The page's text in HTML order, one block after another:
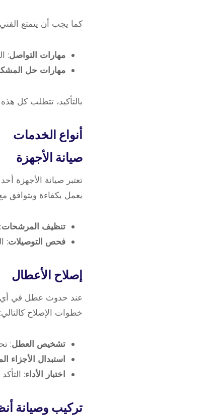
كما يجب أن يتمتع
مهارات التواصل:
مهارات حل
بالتأكيد، تتطلب كل
أنواع الخدمات
صيانة الأجهزة
تعتبر صيانة الأجهزة
يعمل بكفاءة ويتوافق
تنظيف المرشحات
فحص التوصيلات:
إصلاح الأعطال
عند حدوث عطل في أي من
خطوات الإصلاح كالتالي:
تشخيص العطل:
استبدال الأجزاء
اختبار الأداء:
تركيب وصيانة